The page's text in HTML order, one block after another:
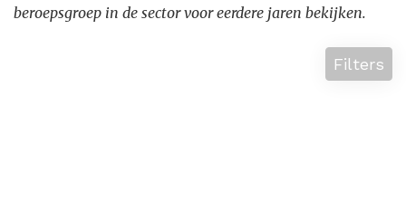
beroepsgroep in de sector voor eerdere jaren bekijken.
Filters